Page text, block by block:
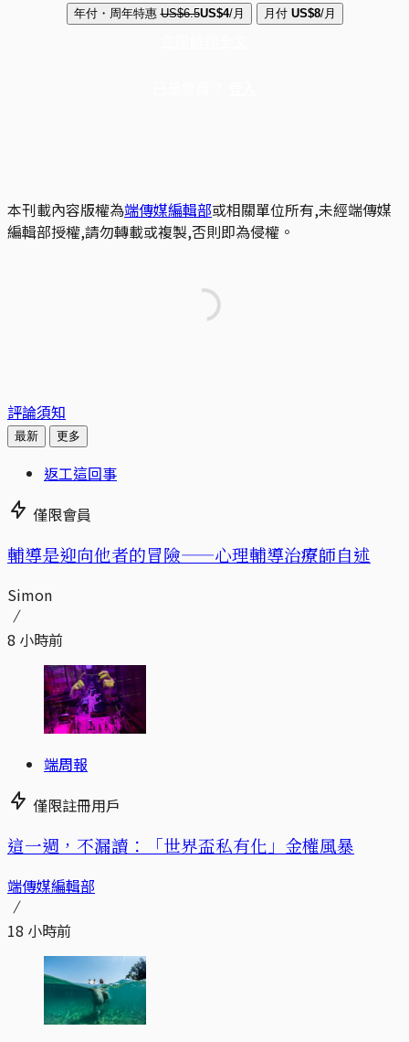
年付・周年特惠 US$6.5US$4/月 月付 US$8/月
本刊載內容版權為端傳媒編輯部或相關單位所有,未經端傳媒
編輯部授權,請勿轉載或複製,否則即為侵權。
評論須知
最新 更多
返工這回事
僅限會員
輔導是迎向他者的冒險——心理輔導治療師自述
Simon
8 小時前
端周報
僅限註冊用戶
這一週，不漏讀：「世界盃私有化」金權風暴
端傳媒編輯部
18 小時前